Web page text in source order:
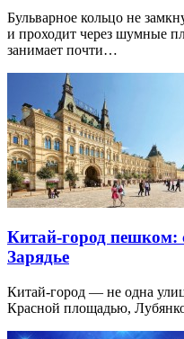
Бульварное кольцо не
и проходит через шумные
занимает почти…
Китай-город
Зарядье
Китай-город — не одна
Красной площадью,